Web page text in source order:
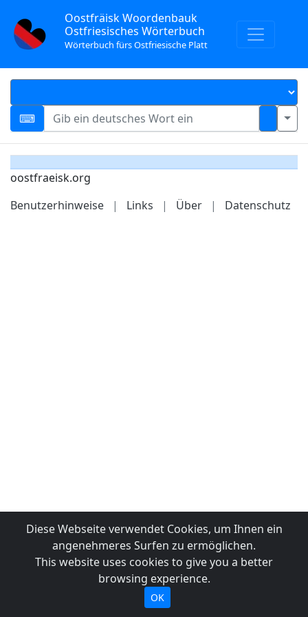
Oostfräisk Woordenbauk
Ostfriesisches Wörterbuch
Wörterbuch fürs Ostfriesische Platt
oostfraeisk.org
Benutzerhinweise
| Links | Über | Datenschutz
Diese Webseite verwendet Cookies, um Ihnen ein
angenehmeres Surfen zu ermöglichen.
This website uses cookies to give you a better
browsing experience.
OK